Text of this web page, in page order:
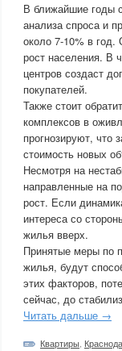
В ближайшие годы
анализа спроса и
около 7-10% в год.
рост населения. В
центров создаст
покупателей.
Также стоит
комплексов в
прогнозируют, что
стоимость новых
Несмотря на
направленные на
рост. Если
интереса со
жилья вверх.
Принятые меры по
жилья, будут
этих факторов,
сейчас, до
Читать дальше →
Квартиры